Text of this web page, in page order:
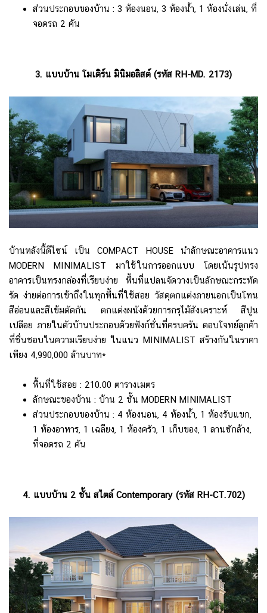
ส่วนประกอบของบ้าน : 3 ห้องนอน, 3 ห้องน้ำ, 1 ห้องนั่งเล่น, ที่
จอดรถ 2 คัน
3. แบบบ้าน โมเดิร์น มินิมอลิสต์ (รหัส RH-MD. 2173)
บ้านหลังนี้ดีไซน์ เป็น COMPACT HOUSE นำลักษณะอาคารแนว
MODERN MINIMALIST มาใช้ในการออกแบบ โดยเน้นรูปทรง
อาคารเป็นทรงกล่องที่เรียบง่าย พื้นที่แปลนจัดวางเป็นลักษณะกระทัด
รัด ง่ายต่อการเข้าถึงในทุกพื้นที่ใช้สอย วัสดุตกแต่งภายนอกเป็นโทน
สีอ่อนและสีเข้มตัดกัน ตกแต่งผนังด้วยการกรุไม้สังเคราะห์ สีปูน
เปลือย ภายในตัวบ้านประกอบด้วยฟังก์ชั่นที่ครบครัน ตอบโจทย์ลูกค้า
ที่ชื่นชอบในความเรียบง่าย ในแนว MINIMALIST สร้างกันในราคา
เพียง 4,990,000 ล้านบาท*
พื้นที่ใช้สอย : 210.00 ตารางเมตร
ลักษณะของบ้าน : บ้าน 2 ชั้น MODERN MINIMALIST
ส่วนประกอบของบ้าน : 4 ห้องนอน, 4 ห้องน้ำ, 1 ห้องรับแขก,
1 ห้องอาหาร, 1 เฉลียง, 1 ห้องครัว, 1 เก็บของ, 1 ลานซักล้าง,
ที่จอดรถ 2 คัน
4. แบบบ้าน 2 ชั้น สไตล์ Contemporary (รหัส RH-CT.702)